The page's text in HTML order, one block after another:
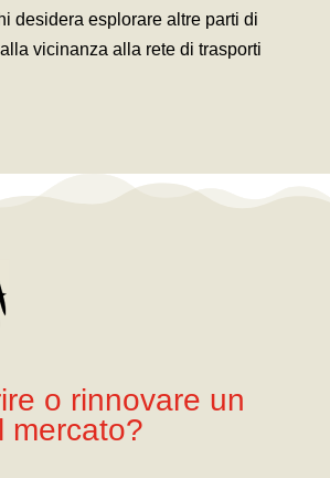
desidera esplorare altre parti di
vicinanza alla rete di trasporti
o rinnovare un
mercato?